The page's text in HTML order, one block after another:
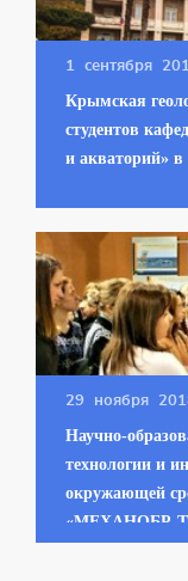
1 сентября
Крымская
студентов
и акваторий» в
29 ноября
Научно-
технологии и
окружающей
«МЕХАНОБР-